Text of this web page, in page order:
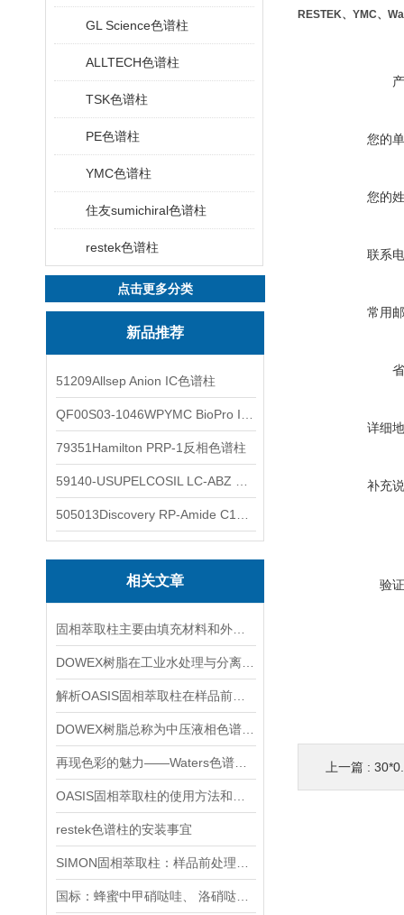
GL Science色谱柱
ALLTECH色谱柱
TSK色谱柱
PE色谱柱
YMC色谱柱
住友sumichiral色谱柱
restek色谱柱
点击更多分类
新品推荐
51209Allsep Anion IC色谱柱
79351Hamilton PRP-1反相色谱柱
相关文章
restek色谱柱的安装事宜
RESTEK、YMC、
您的
您的
联系
常用
详细
补充
验
上一篇 :